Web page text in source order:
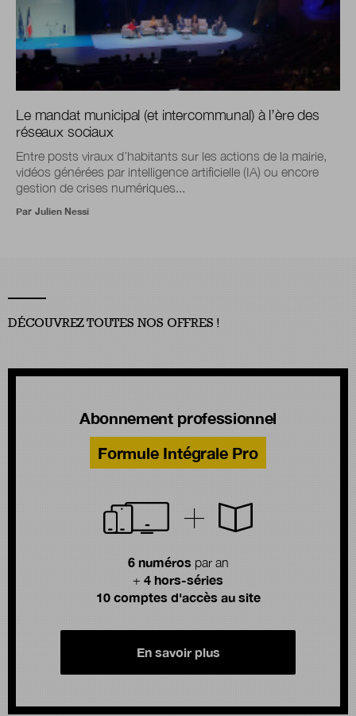
Le mandat municipal (et intercommunal) à l’ère des
réseaux sociaux
Entre posts viraux d’habitants sur les actions de la mairie,
vidéos générées par intelligence artificielle (IA) ou encore
gestion de crises numériques...
Par Julien Nessi
DÉCOUVREZ TOUTES NOS OFFRES !
Abonnement professionnel
Formule Intégrale Pro
6 numéros par an
+ 4 hors-séries
10 comptes d'accès au site
En savoir plus